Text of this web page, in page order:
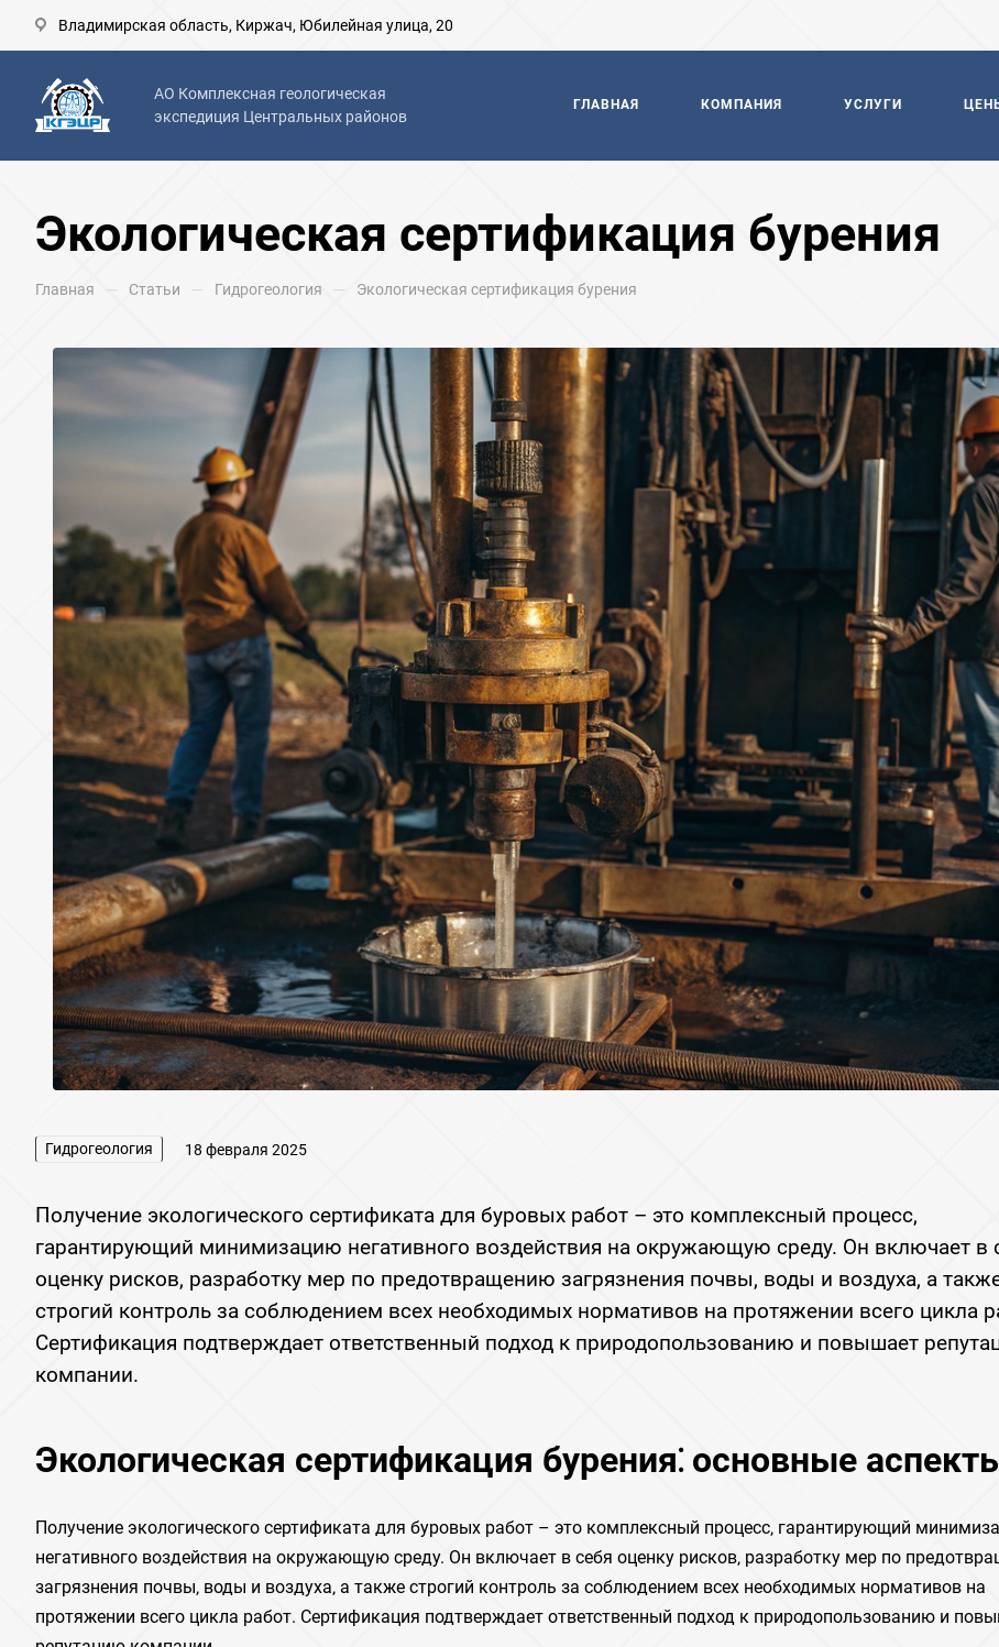
Владимирская область, Киржач, Юбилейная улица, 20
АО Комплексная геологическая
экспедиция Центральных районов
ГЛАВНАЯ КОМПАНИЯ УСЛУГИ
Экологическая сертификация бурения
Главная — Статьи — Гидрогеология — Экологическая сертификация бурения
Гидрогеология 18 февраля 2025
Получение экологического сертификата для буровых работ – это комплексный процесс‚
гарантирующий минимизацию негативного воздействия на окружающую среду. Он включает в
оценку рисков‚ разработку мер по предотвращению загрязнения почвы‚ воды и воздуха‚ а
строгий контроль за соблюдением всех необходимых нормативов на протяжении всего цикла
Сертификация подтверждает ответственный подход к природопользованию и повышает
компании.
Экологическая сертификация бурения⁚ основные
Получение экологического сертификата для буровых работ – это комплексный процесс‚ гарантирующий
негативного воздействия на окружающую среду. Он включает в себя оценку рисков‚ разработку мер по
загрязнения почвы‚ воды и воздуха‚ а также строгий контроль за соблюдением всех необходимых нормативов на
протяжении всего цикла работ. Сертификация подтверждает ответственный подход к природопользованию и